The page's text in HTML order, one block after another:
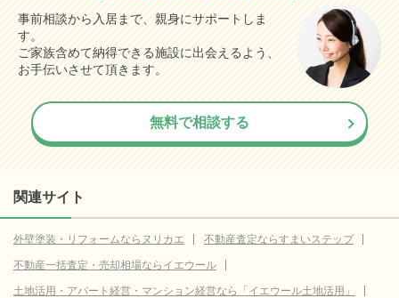
事前相談から入居まで、親身にサポートしま
す。
ご家族含めて納得できる施設に出会えるよう、
お手伝いさせて頂きます。
無料で相談する
関連サイト
外壁塗装・リフォームならヌリカエ
不動産査定ならすまいステップ
不動産一括査定・売却相場ならイエウール
土地活用・アパート経営・マンション経営なら「イエウール土地活用」